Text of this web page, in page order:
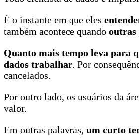
É o instante em que eles
também acontece quando outras
Quanto mais tempo leva para
dados trabalhar. Por
cancelados.
Por outro lado, os usuários da
valor.
Em outras palavras, um curto